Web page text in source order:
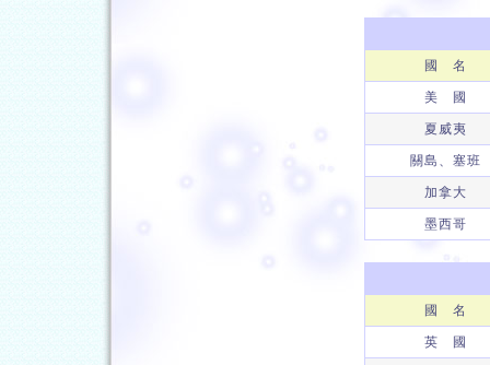
國 名
美 國
夏威夷
關島、塞班
加拿大
墨西哥
國 名
英 國